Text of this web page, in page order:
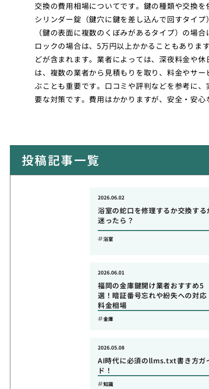
交換の費用相場についてです。鍵の種類や交換
シリンダー錠（鍵穴に鍵を差し込んで回すタイ
（鍵の表面に複数のくぼみがあるタイプ）の場
ロックの場合は、5万円以上かかることもありま
どが含まれます。業者によっては、深夜料金や
は、複数の業者から見積もりを取り、料金やサ
ぶことも重要です。口コミや評判などを参考に
要な対策です。費用はかかりますが、安全・安
投稿記事一覧
浴室の蛇口を修理するか交換する
迷ったら？
2026.06.02
浴室
福岡の金庫鍵開け業者おすすめ5
選！暗証番号忘れや紛失への対応
料金相場
2026.06.01
金庫
AI時代に必須のllms.txt書き方ガ
ド！
2026.05.08
知識